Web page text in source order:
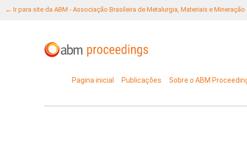
← Ir para site da ABM - Associação Brasileira de Metalurgia, Materiais e Mineração
Pagina inicial Publicações Sobre o ABM